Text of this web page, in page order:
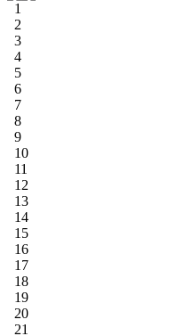
1
2
3
4
5
6
7
8
9
10
11
12
13
14
15
16
17
18
19
20
21